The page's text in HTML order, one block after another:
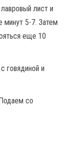
лист и
5-7. Затем
еще 10
со